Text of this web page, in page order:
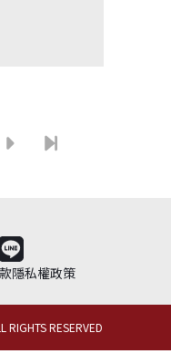
隱私權政策
RIGHTS RESERVED